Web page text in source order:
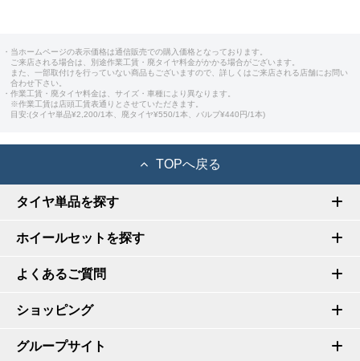
・当ホームページの表示価格は通信販売での購入価格となっております。
ご来店される場合は、別途作業工賃・廃タイヤ料金がかかる場合がございます。
また、一部取付けを行っていない商品もございますので、詳しくはご来店される店舗にお問い
合わせ下さい。
・作業工賃・廃タイヤ料金は、サイズ・車種により異なります。
※作業工賃は店頭工賃表通りとさせていただきます。
目安:(タイヤ単品¥2,200/1本、廃タイヤ¥550/1本、バルブ¥440円/1本)
TOPへ戻る
タイヤ単品を探す
ホイールセットを探す
よくあるご質問
ショッピング
グループサイト